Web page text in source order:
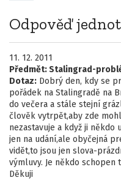
Odpověď
11. 12. 2011
Předmět:Stalingrad-
Dotaz: Dobrý den, kdy se
pořádek na Stalingradě na
do večera a stále stejní
člověk vytrpět,aby zde
nezastavuje a když ji někdo
jen na udání,ale obyčejná
vidět,to jsou jen slova-
výmluvy. Je někdo
Děkuji